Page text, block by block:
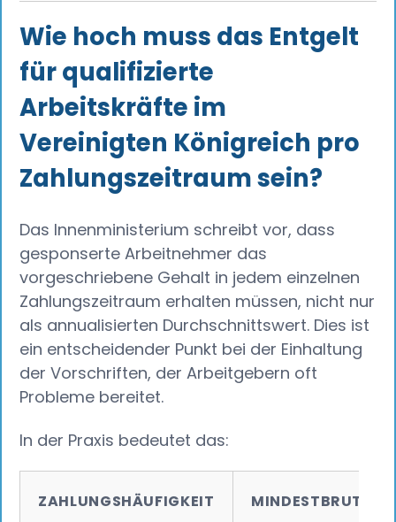
Wie hoch muss das Entgelt
für qualifizierte
Arbeitskräfte im
Vereinigten Königreich pro
Zahlungszeitraum sein?
Das Innenministerium schreibt vor, dass
gesponserte Arbeitnehmer das
vorgeschriebene Gehalt in jedem einzelnen
Zahlungszeitraum erhalten müssen, nicht nur
als annualisierten Durchschnittswert. Dies ist
ein entscheidender Punkt bei der Einhaltung
der Vorschriften, der Arbeitgebern oft
Probleme bereitet.
In der Praxis bedeutet das:
ZAHLUNGSHÄUFIGKEIT